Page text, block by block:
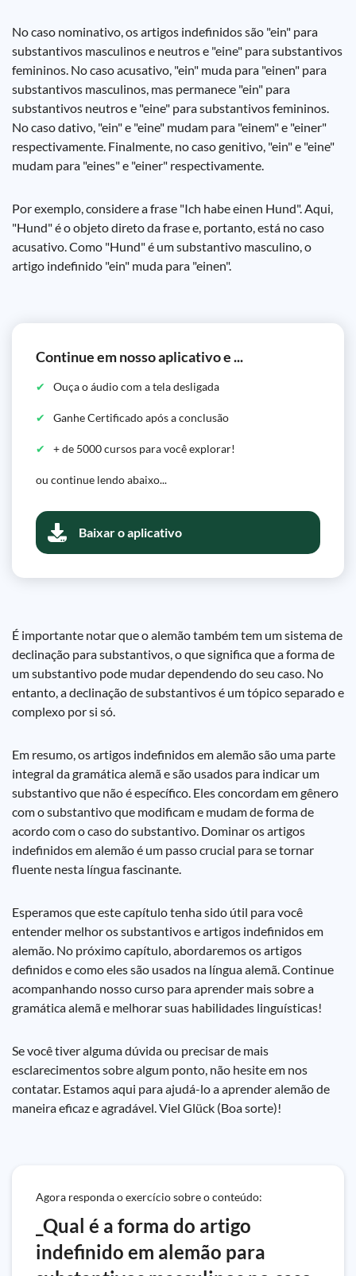
No caso nominativo, os artigos indefinidos são "ein" para
substantivos masculinos e neutros e "eine" para substantivos
femininos. No caso acusativo, "ein" muda para "einen" para
substantivos masculinos, mas permanece "ein" para
substantivos neutros e "eine" para substantivos femininos.
No caso dativo, "ein" e "eine" mudam para "einem" e "einer"
respectivamente. Finalmente, no caso genitivo, "ein" e "eine"
mudam para "eines" e "einer" respectivamente.
Por exemplo, considere a frase "Ich habe einen Hund". Aqui,
"Hund" é o objeto direto da frase e, portanto, está no caso
acusativo. Como "Hund" é um substantivo masculino, o
artigo indefinido "ein" muda para "einen".
Continue em nosso aplicativo e ...
Ouça o áudio com a tela desligada
Ganhe Certificado após a conclusão
+ de 5000 cursos para você explorar!
ou continue lendo abaixo...
Baixar o aplicativo
É importante notar que o alemão também tem um sistema de
declinação para substantivos, o que significa que a forma de
um substantivo pode mudar dependendo do seu caso. No
entanto, a declinação de substantivos é um tópico separado e
complexo por si só.
Em resumo, os artigos indefinidos em alemão são uma parte
integral da gramática alemã e são usados para indicar um
substantivo que não é específico. Eles concordam em gênero
com o substantivo que modificam e mudam de forma de
acordo com o caso do substantivo. Dominar os artigos
indefinidos em alemão é um passo crucial para se tornar
fluente nesta língua fascinante.
Esperamos que este capítulo tenha sido útil para você
entender melhor os substantivos e artigos indefinidos em
alemão. No próximo capítulo, abordaremos os artigos
definidos e como eles são usados na língua alemã. Continue
acompanhando nosso curso para aprender mais sobre a
gramática alemã e melhorar suas habilidades linguísticas!
Se você tiver alguma dúvida ou precisar de mais
esclarecimentos sobre algum ponto, não hesite em nos
contatar. Estamos aqui para ajudá-lo a aprender alemão de
maneira eficaz e agradável. Viel Glück (Boa sorte)!
Agora responda o exercício sobre o conteúdo:
_Qual é a forma do artigo
indefinido em alemão para